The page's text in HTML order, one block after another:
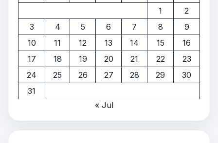
1
2
3
4 5 6 7 8
9
10
11 12 13 14 15
16
17
18 19 20 21 22
23
24
25 26 27 28 29
30
31
« Jul